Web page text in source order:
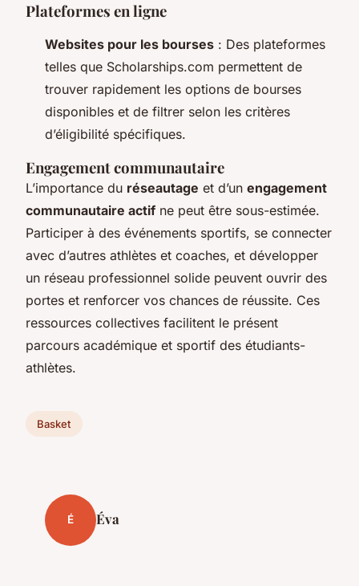
Plateformes en ligne
Websites pour les bourses : Des plateformes
telles que Scholarships.com permettent de
trouver rapidement les options de bourses
disponibles et de filtrer selon les critères
d’éligibilité spécifiques.
Engagement communautaire
L’importance du réseautage et d’un engagement
communautaire actif ne peut être sous-estimée.
Participer à des événements sportifs, se connecter
avec d’autres athlètes et coaches, et développer
un réseau professionnel solide peuvent ouvrir des
portes et renforcer vos chances de réussite. Ces
ressources collectives facilitent le présent
parcours académique et sportif des étudiants-
athlètes.
Basket
É Éva